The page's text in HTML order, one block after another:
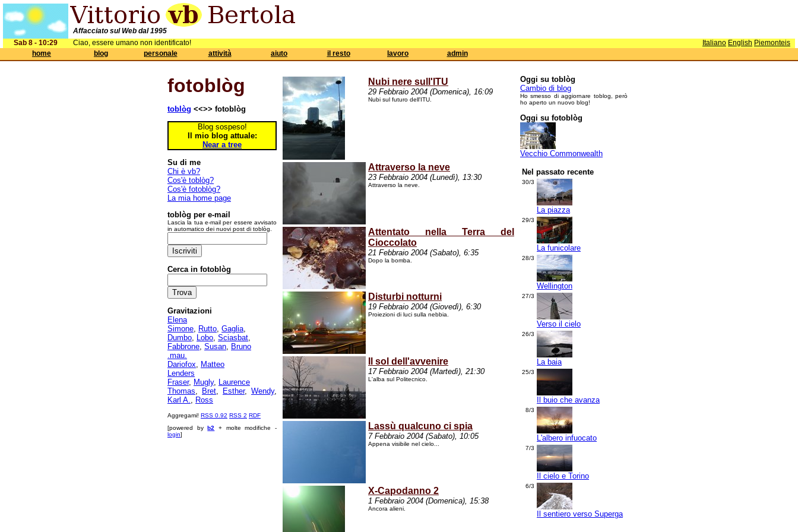
Affacciato sul Web dal 1995
Sab 8 - 10:29
Ciao, essere umano non identificato! Italiano English Piemonteis
home
blog personale attività aiuto il resto lavoro admin
fotoblòg
toblòg <<>> fotoblòg
Blog sospeso!
Il mio blog attuale:
Near a tree
Su di me
Chi è vb?
Cos'è toblòg?
Cos'è fotoblòg?
La mia home page
toblòg per e-mail
Lascia la tua e-mail per essere avvisato
in automatico dei nuovi post di toblòg.
Cerca in fotoblòg
Gravitazioni
Elena
Simone, Rutto, Gaglia,
Dumbo, Lobo, Sciasbat,
Fabbrone, Susan, Bruno
.mau.
Dariofox, Matteo
Lenders
Fraser, Mugly, Laurence
Thomas, Bret, Esther, Wendy,
Karl A., Ross
Aggregami! RSS 0.92 RSS 2 RDF
[powered byb2
+ molte modifiche -
login]
Nubi nere sull'ITU
29 Febbraio 2004 (Domenica), 16:09
Nubi sul futuro dell'ITU.
Attraverso la neve
23 Febbraio 2004 (Lunedì), 13:30
Attraverso la neve.
Attentato nella Terra del
Cioccolato
21 Febbraio 2004 (Sabato), 6:35
Dopo la bomba.
Disturbi notturni
19 Febbraio 2004 (Giovedì), 6:30
Proiezioni di luci sulla nebbia.
Il sol dell'avvenire
17 Febbraio 2004 (Martedì), 21:30
L'alba sul Politecnico.
Lassù qualcuno ci spia
7 Febbraio 2004 (Sabato), 10:05
Appena visibile nel cielo...
X-Capodanno 2
1 Febbraio 2004 (Domenica), 15:38
Ancora alieni.
Oggi su toblòg
Cambio di blog
Ho smesso di aggiornare toblog, però
ho aperto un nuovo blog!
Oggi su fotoblòg
Vecchio Commonwealth
Nel passato recente
30/3
La piazza
29/3
La funicolare
28/3
Wellington
27/3
Verso il cielo
26/3
La baia
25/3
Il buio che avanza
8/3
L'albero infuocato
7/3
Il cielo e Torino
6/3
Il sentiero verso Superga